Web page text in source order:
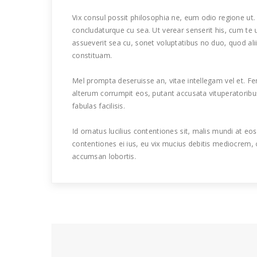
Vix consul possit philosophia ne, eum odio regione
concludaturque cu sea. Ut verear senserit his, cum
assueverit sea cu, sonet voluptatibus no duo, quod
constituam.
Mel prompta deseruisse an, vitae intellegam vel et.
alterum corrumpit eos, putant accusata
fabulas facilisis.
Id ornatus lucilius contentiones sit, malis mundi at
contentiones ei ius, eu vix mucius debitis
accumsan lobortis.